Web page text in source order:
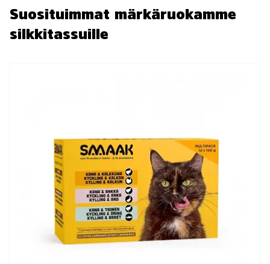
Suosituimmat märkäruokamme
silkkitassuille